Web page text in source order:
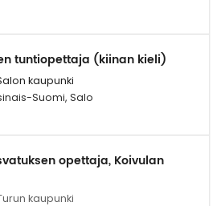
tuntiopettaja (kiinan kieli)
kaupunki
Suomi, Salo
opettaja, Koivulan
kaupunki